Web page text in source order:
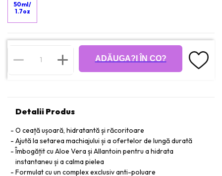
50ml/
1.7oz
ADĂUGA?I ÎN CO?
Detalii Produs
O ceață ușoară, hidratantă și răcoritoare
Ajută la setarea machiajului și a ofertelor de lungă durată
Îmbogățit cu Aloe Vera și Allantoin pentru a hidrata
instantaneu și a calma pielea
Formulat cu un complex exclusiv anti-poluare